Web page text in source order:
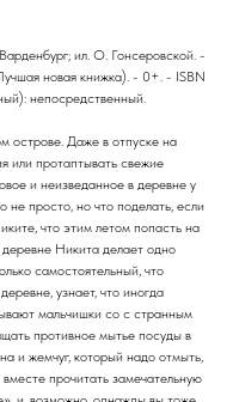
ил. О. Гонсеровской. -
новая книжка). - 0+. - ISBN
непосредственный.
острове. Даже в отпуске на
или протаптывать свежие
и неизведанное в деревне у
просто, но что поделать, если
что этим летом попасть на
Никита делает одно
самостоятельный, что
узнает, что иногда
мальчишки со с странным
противное мытье посуды в
и жемчуг, который надо отмыть,
прочитать замечательную